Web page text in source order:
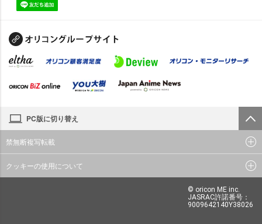
PC版に切り替え
禁無断複写転載
クッキーの使用について
© oricon ME inc.
JASRAC許諾番号：
9009642140Y38026